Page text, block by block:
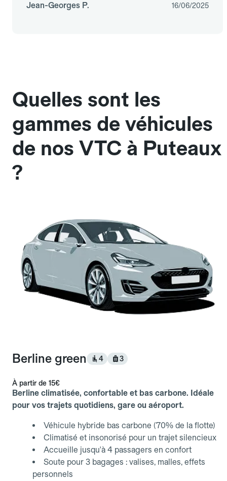
Jean-Georges P. 16/06/2025
Quelles sont les
gammes de véhicules
de nos VTC à Puteaux
?
Berline green 4 3
À partir de 15€
Berline climatisée, confortable et bas carbone. Idéale
pour vos trajets quotidiens, gare ou aéroport.
Véhicule hybride bas carbone (70% de la flotte)
Climatisé et insonorisé pour un trajet silencieux
Accueille jusqu'à 4 passagers en confort
Soute pour 3 bagages : valises, malles, effets
personnels